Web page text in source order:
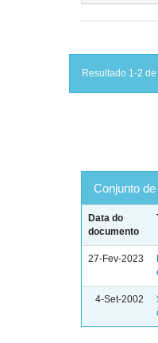
Resultado 1-2 de
Conjunto de
Data do
documento
27-Fev-2023
4-Set-2002